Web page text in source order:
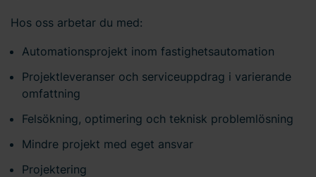
Hos oss arbetar du med:
Automationsprojekt inom fastighetsautomation
Projektleveranser och serviceuppdrag i varierande
omfattning
Felsökning, optimering och teknisk problemlösning
Mindre projekt med eget ansvar
Projektering